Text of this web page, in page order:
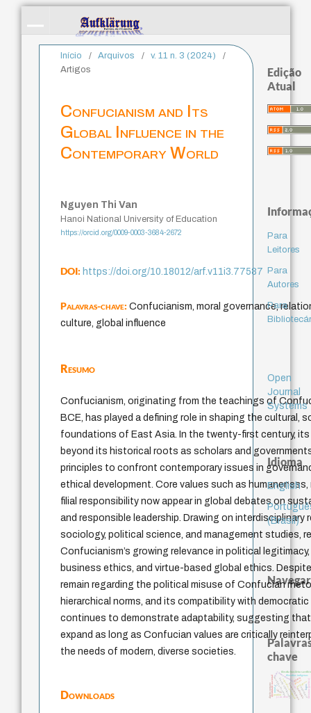
Início / Arquivos / v. 11 n. 3 (2024)
/
Artigos
Confucianism and Its
Global Influence in the
Contemporary World
Nguyen Thi Van
Hanoi National University of Education
https://orcid.org/0009-0003-3684-2672
DOI:https://doi.org/10.18012/arf.v11i3.77587
Palavras-chave:Confucianism, moral governance,
culture, global influence
Resumo
Confucianism, originating from the teachings of
BCE, has played a defining role in shaping the cultural,
foundations of East Asia. In the twenty-first century, its
beyond its historical roots as scholars and
principles to confront contemporary issues in
ethical development. Core values such as humaneness,
filial responsibility now appear in global debates on
and responsible leadership. Drawing on interdisciplinary
sociology, political science, and management studies,
Confucianism’s growing relevance in political
business ethics, and virtue-based global ethics.
remain regarding the political misuse of Confucian
hierarchical norms, and its compatibility with
continues to demonstrate adaptability, suggesting
expand as long as Confucian values are critically
the needs of modern, diverse societies.
Downloads
Edição
Atual
Para
Leitores
Para
Autores
Para
Open
Journal
Systems
Idioma
English
(Brasil)
Navegar
chave
fundamentalismo
jacobiprotágoras
experiência temporal
metafísica do tempo género
idade intolerância
history of philosophy
identidade nacional homem-medidafilosofias indígenas
filosofia brasileira
j.c.m. neto
palavra literatura (poética)
perdón
leyes
logos
direito romano pedagogia
lei
sacrifício
mind